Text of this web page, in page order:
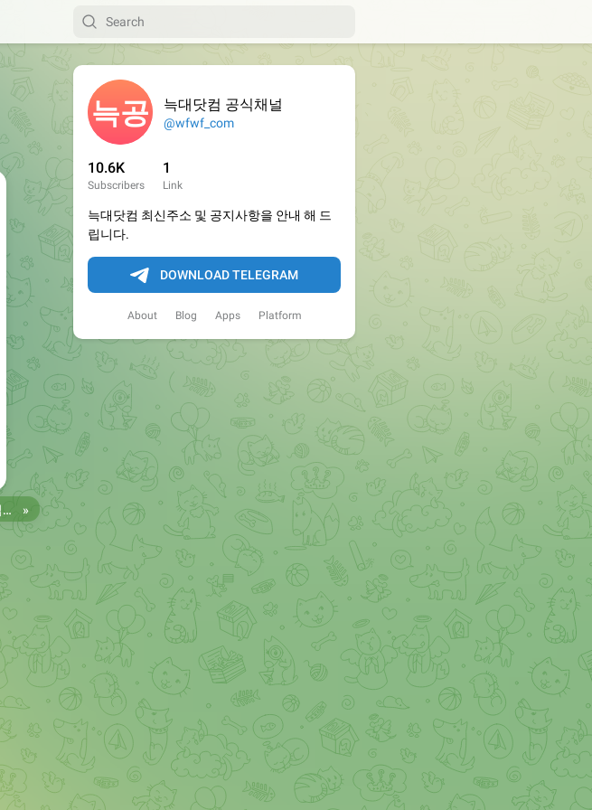
늑대닷컴 공식채널
@wfwf_com
10.6K
Subscribers
1
Link
늑대닷컴 최신주소 및 공지사항을 안내 해 드
립니다.
DOWNLOAD TELEGRAM
About Blog Apps Platform
사이트 이용 중 발생하는 오류 또는 접속 불가 현상은 제보 부탁드립니다. 리뉴얼 전의 늑대닷컴을 원하시는 분들은 늑대닷컴2로 이용 바랍니다. 항상 늑대닷컴을 찾아주셔서 감사합니다. 늑대닷컴 주소 https://wfwf436.com 늑대닷컴2 주소 https://wftoon223.com »